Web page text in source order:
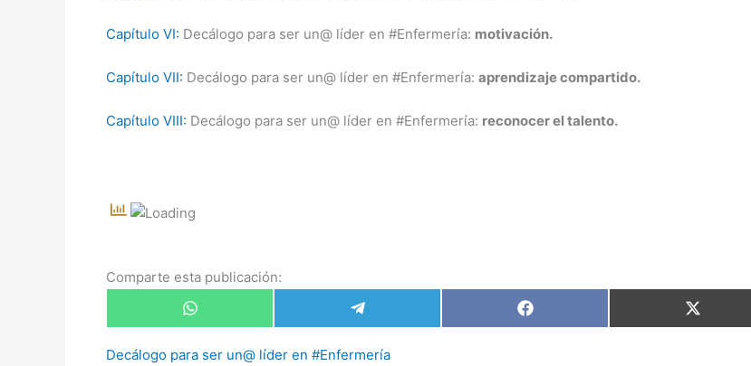
Capítulo VI: Decálogo para ser un@ líder en #Enfermería: motivación.
Capítulo VII: Decálogo para ser un@ líder en #Enfermería: aprendizaje compartido.
Capítulo VIII: Decálogo para ser un@ líder en #Enfermería: reconocer el talento.
Comparte esta publicación:
Compartir
en
Compartir
en
Compartir
en
Compartir
en
Decálogo para ser un@ líder en #Enfermería